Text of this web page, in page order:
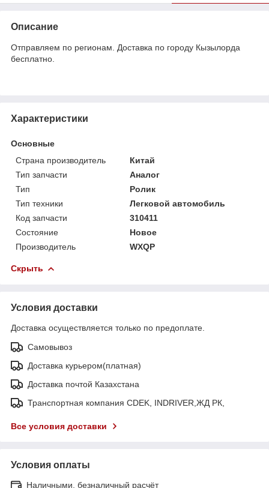
Описание
Отправляем по регионам. Доставка по городу Кызылорда
бесплатно.
Характеристики
Основные
Страна производитель
Китай
Тип запчасти
Аналог
Тип
Ролик
Тип техники
Легковой автомобиль
Код запчасти
310411
Состояние
Новое
Производитель
WXQP
Скрыть
Условия доставки
Доставка осуществляется только по предоплате.
Самовывоз
Доставка курьером(платная)
Доставка почтой Казахстана
Транспортная компания CDEK, INDRIVER,ЖД РК,
Все условия доставки
Условия оплаты
Наличными, безналичный расчёт